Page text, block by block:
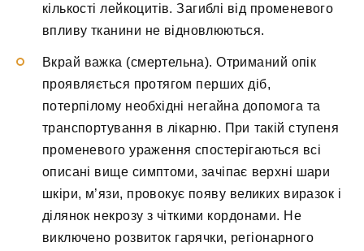
кількості лейкоцитів. Загиблі від променевого
впливу тканини не відновлюються.
Вкрай важка (смертельна). Отриманий опік
проявляється протягом перших діб,
потерпілому необхідні негайна допомога та
транспортування в лікарню. При такій ступеня
променевого ураження спостерігаються всі
описані вище симптоми, зачіпає верхні шари
шкіри, м’язи, провокує появу великих виразок і
ділянок некрозу з чіткими кордонами. Не
виключено розвиток гарячки, регіонарного